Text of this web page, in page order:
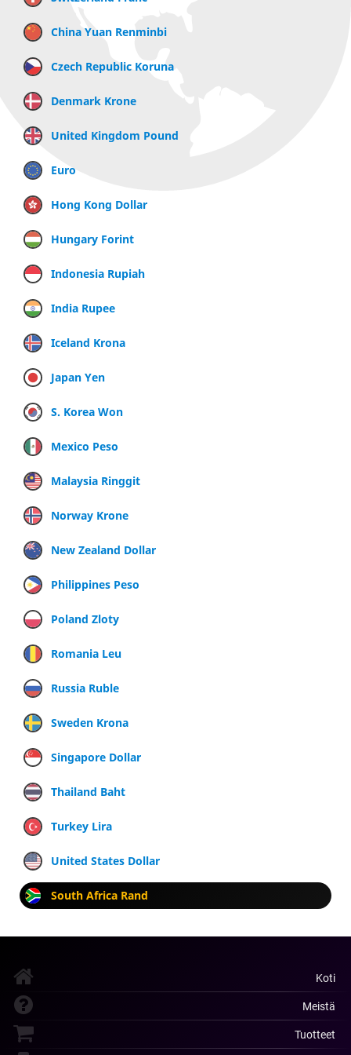
China Yuan Renminbi
Czech Republic Koruna
Denmark Krone
United Kingdom Pound
Euro
Hong Kong Dollar
Hungary Forint
Indonesia Rupiah
India Rupee
Iceland Krona
Japan Yen
S. Korea Won
Mexico Peso
Malaysia Ringgit
Norway Krone
New Zealand Dollar
Philippines Peso
Poland Zloty
Romania Leu
Russia Ruble
Sweden Krona
Singapore Dollar
Thailand Baht
Turkey Lira
United States Dollar
South Africa Rand
Koti
Meistä
Tuotteet